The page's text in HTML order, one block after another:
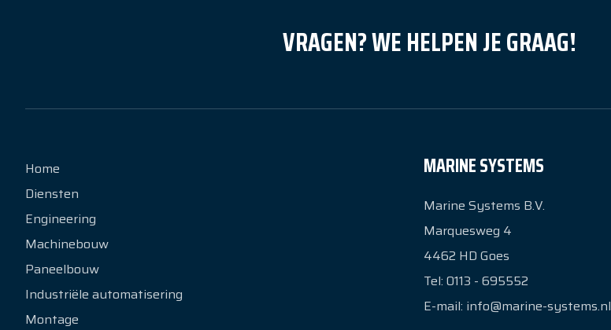
VRAGEN? WE HELPEN JE GRAAG!
Home
Diensten
Engineering
Machinebouw
Paneelbouw
Industriële automatisering
Montage
MARINE SYSTEMS
Marine Systems B.V.
Marquesweg 4
4462 HD Goes
Tel: 0113 - 695552
E-mail: info@marine-systems.nl